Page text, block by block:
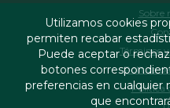
Sobre
Términos
Política
Política
Utilizamos cookies
permiten recabar
Puede aceptar o
botones
preferencias en cualquier
que